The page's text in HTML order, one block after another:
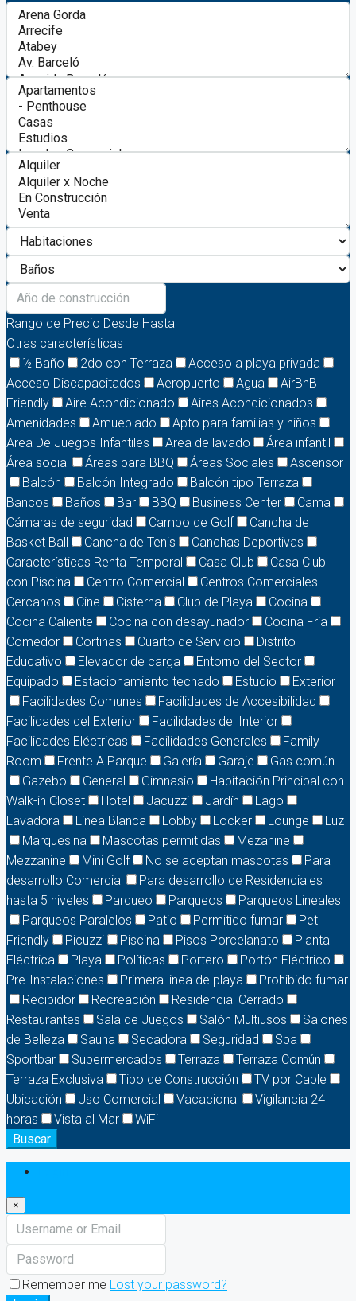
Rango de Precio Desde Hasta
Otras características
½ Baño
2do con Terraza
Acceso a playa privada
Acceso Discapacitados
Aeropuerto Agua
AirBnB
Friendly
Aire Acondicionado
Aires Acondicionados
Amenidades
Amueblado
Apto para familias y niños
Area De Juegos Infantiles
Area de lavado
Área infantil
Área social
Áreas para BBQ Áreas Sociales
Ascensor
Balcón
Balcón Integrado
Balcón tipo Terraza
Bancos
Baños Bar BBQ Business Center
Cama
Cámaras de seguridad
Campo de Golf
Cancha de
Basket Ball
Cancha de Tenis
Canchas Deportivas
Características Renta Temporal
Casa Club
Casa Club
con Piscina
Centro Comercial
Centros Comerciales
Cercanos
Cine Cisterna Club de Playa
Cocina
Cocina Caliente
Cocina con desayunador
Cocina Fría
Comedor
Cortinas Cuarto de Servicio
Distrito
Educativo
Elevador de carga
Entorno del Sector
Equipado
Estacionamiento techado Estudio
Exterior
Facilidades Comunes
Facilidades de Accesibilidad
Facilidades del Exterior
Facilidades del Interior
Facilidades Eléctricas
Facilidades Generales
Family
Room
Frente A Parque Galería Garaje
Gas común
Gazebo
General Gimnasio
Habitación Principal con
Walk-in Closet
Hotel Jacuzzi Jardín
Lago
Lavadora
Línea Blanca Lobby Locker Lounge
Luz
Marquesina
Mascotas permitidas
Mezanine
Mezzanine
Mini Golf No se aceptan mascotas
Para
desarrollo Comercial
Para desarrollo de Residenciales
hasta 5 niveles
Parqueo Parqueos
Parqueos Lineales
Parqueos Paralelos
Patio Permitido fumar
Pet
Friendly
Picuzzi Piscina Pisos Porcelanato
Planta
Eléctrica
Playa Políticas Portero
Portón Eléctrico
Pre-Instalaciones
Primera linea de playa
Prohibido fumar
Recibidor
Recreación
Residencial Cerrado
Restaurantes
Sala de Juegos Salón Multiusos
Salones
de Belleza
Sauna Secadora Seguridad
Spa
Sportbar
Supermercados Terraza
Terraza Común
Terraza Exclusiva
Tipo de Construcción
TV por Cable
Ubicación
Uso Comercial Vacacional
Vigilancia 24
horas
Vista al Mar
WiFi
Buscar
×
Remember me Lost your password?